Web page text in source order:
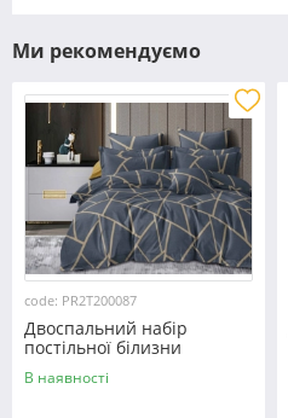
Ми рекомендуємо
code: PR2T200087
Двоспальний набір
постільної білизни
180*220 із полікотону
№200087 Черешенька™
В наявності